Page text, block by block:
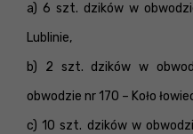
a) 6 szt. dzików w
Lublinie,
b) 2 szt. dzików w
obwodzie nr 170 – Koło
c) 10 szt. dzików w